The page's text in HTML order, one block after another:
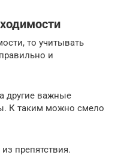
то учитывать
и
другие важные
К таким можно смело
препятствия.